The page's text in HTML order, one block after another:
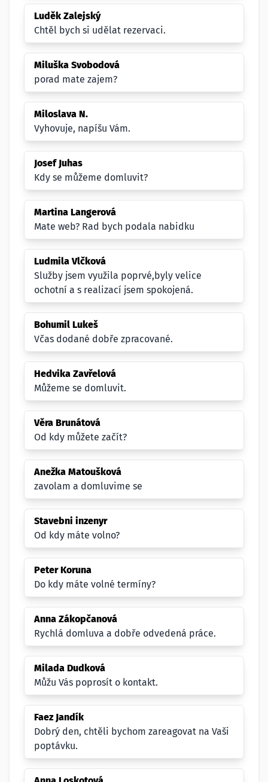
Luděk Zalejský
Chtěl bych si udělat rezervaci.
Miluška Svobodová
porad mate zajem?
Miloslava N.
Vyhovuje, napíšu Vám.
Josef Juhas
Kdy se můžeme domluvit?
Martina Langerová
Mate web? Rad bych podala nabidku
Ludmila Vlčková
Služby jsem využila poprvé,byly velice
ochotní a s realizací jsem spokojená.
Bohumil Lukeš
Včas dodané dobře zpracované.
Hedvika Zavřelová
Můžeme se domluvit.
Věra Brunátová
Od kdy můžete začít?
Anežka Matoušková
zavolam a domluvime se
Stavebni inzenyr
Od kdy máte volno?
Peter Koruna
Do kdy máte volné termíny?
Anna Zákopčanová
Rychlá domluva a dobře odvedená práce.
Milada Dudková
Můžu Vás poprosít o kontakt.
Faez Jandík
Dobrý den, chtěli bychom zareagovat na Vaši
poptávku.